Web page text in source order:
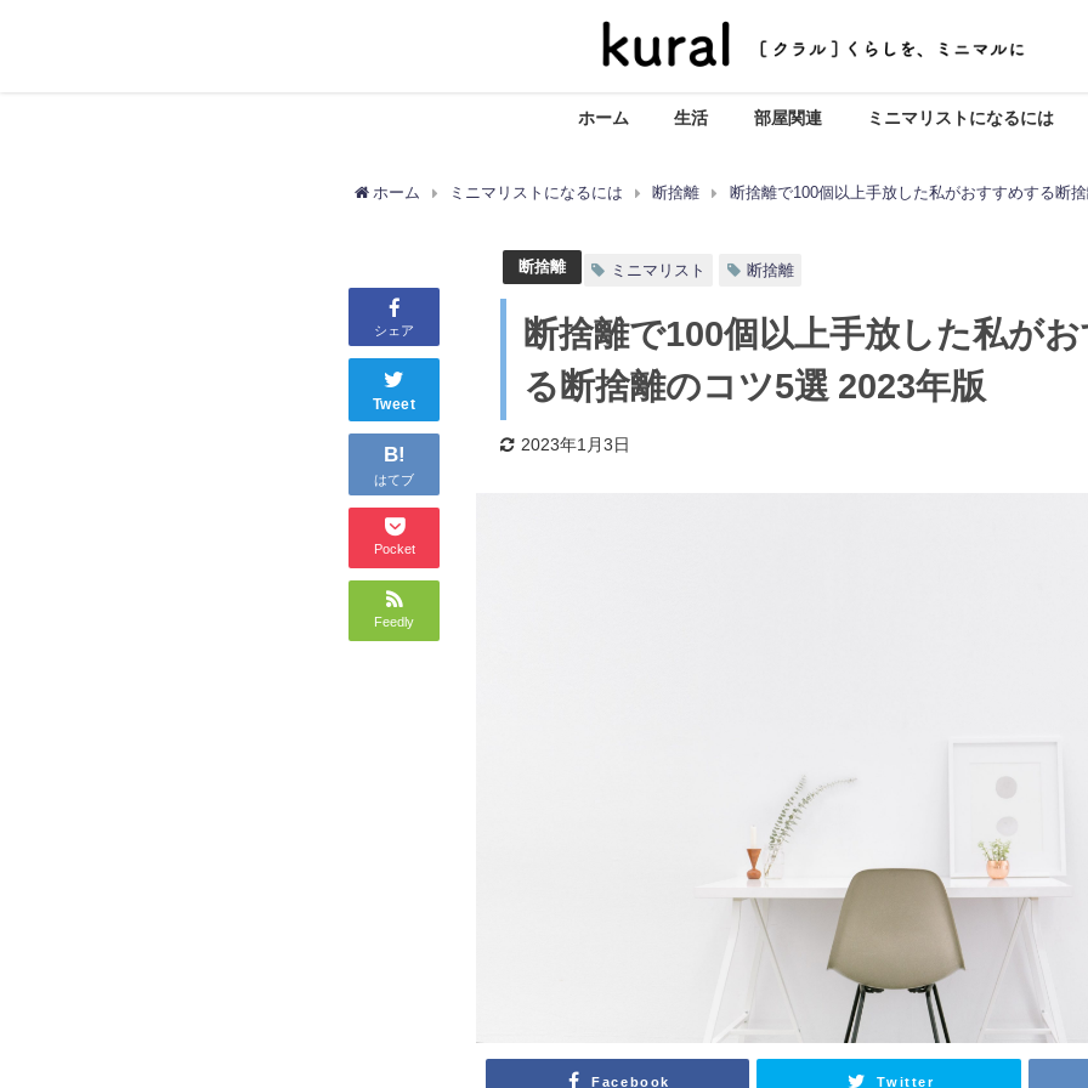
ホーム 生活 部屋関連 ミニマリストになるには
ホーム ミニマリストになるには 断捨離 断捨離で100個以上手放した私がおすすめする断
シェア
Tweet
B!
はてブ
Pocket
Feedly
断捨離 ミニマリスト 断捨離
断捨離で100個以上手放した私が
る断捨離のコツ5選 2023年版
2023年1月3日
Facebook Twitter